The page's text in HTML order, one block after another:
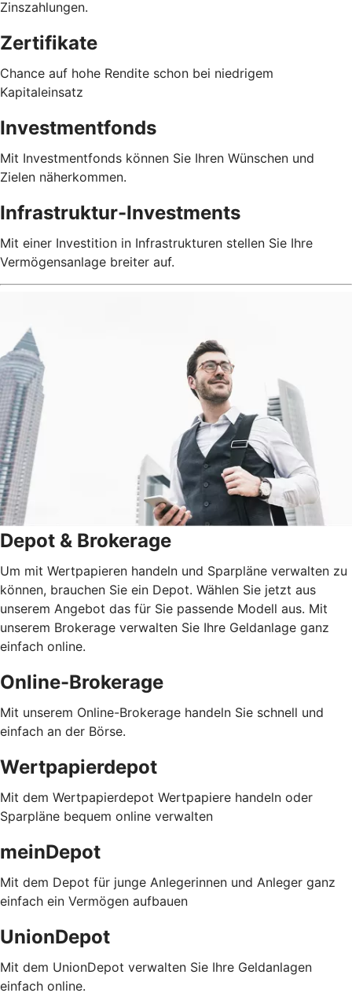
Zinszahlungen.
Zertifikate
Chance auf hohe Rendite schon bei niedrigem
Kapitaleinsatz
Investmentfonds
Mit Investmentfonds können Sie Ihren Wünschen und
Zielen näherkommen.
Infrastruktur-Investments
Mit einer Investition in Infrastrukturen stellen Sie Ihre
Vermögensanlage breiter auf.
Depot & Brokerage
Um mit Wertpapieren handeln und Sparpläne verwalten zu
können, brauchen Sie ein Depot. Wählen Sie jetzt aus
unserem Angebot das für Sie passende Modell aus. Mit
unserem Brokerage verwalten Sie Ihre Geldanlage ganz
einfach online.
Online-Brokerage
Mit unserem Online-Brokerage handeln Sie schnell und
einfach an der Börse.
Wertpapierdepot
Mit dem Wertpapierdepot Wertpapiere handeln oder
Sparpläne bequem online verwalten
meinDepot
Mit dem Depot für junge Anlegerinnen und Anleger ganz
einfach ein Vermögen aufbauen
UnionDepot
Mit dem UnionDepot verwalten Sie Ihre Geldanlagen
einfach online.